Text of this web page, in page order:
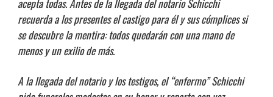
acepta todas. Antes de la llegada del notario Schicchi
recuerda a los presentes el castigo para él y sus cómplices si
se descubre la mentira: todos quedarán con una mano de
menos y un exilio de más.
A la llegada del notario y los testigos, el “enfermo” Schicchi